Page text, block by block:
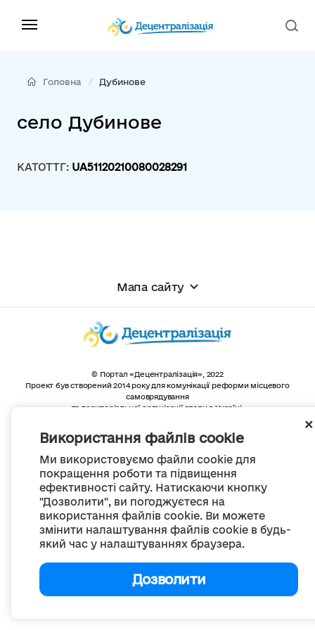
Використання файлів cookie
Ми використовуємо файли cookie для
покращення роботи та підвищення
ефективності сайту. Натискаючи кнопку
"Дозволити", ви погоджуєтеся на
використання файлів cookie. Ви можете
змінити налаштування файлів cookie в будь-
який час у налаштуваннях браузера.
Дозволити
Головна Дубинове
село Дубинове
КАТОТТГ: UA51120210080028291
Мапа сайту
© Портал «Децентралізація», 2022
Проект був створений 2014 року для комунікації реформи місцевого
самоврядування
та територіальної організації влади в Україні.
Весь контент доступний за ліцензією
Creative Commons Attribution 4.0 International license,
якщо не зазначено інше